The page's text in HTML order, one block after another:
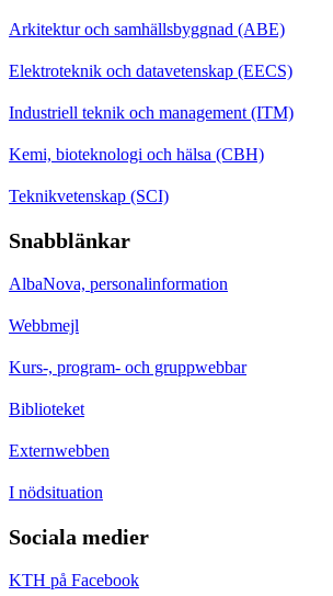
Arkitektur och samhällsbyggnad (ABE)
Elektroteknik och datavetenskap (EECS)
Industriell teknik och management (ITM)
Kemi, bioteknologi och hälsa (CBH)
Teknikvetenskap (SCI)
Snabblänkar
AlbaNova, personalinformation
Webbmejl
Kurs-, program- och gruppwebbar
Biblioteket
Externwebben
I nödsituation
Sociala medier
KTH på Facebook